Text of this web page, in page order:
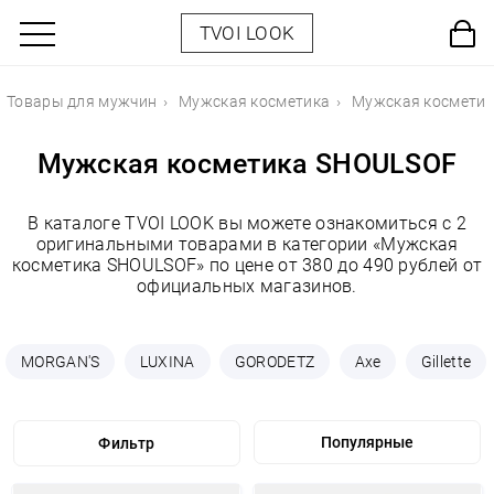
TVOI LOOK
Товары для мужчин Мужская косметика Мужская
Мужская косметика SHOULSOF
В каталоге TVOI LOOK вы можете ознакомиться с 2
оригинальными товарами в категории «Мужская
косметика SHOULSOF» по цене от 380 до 490 рублей от
официальных магазинов.
MORGAN'S LUXINA GORODETZ Axe Gillette
Фильтр